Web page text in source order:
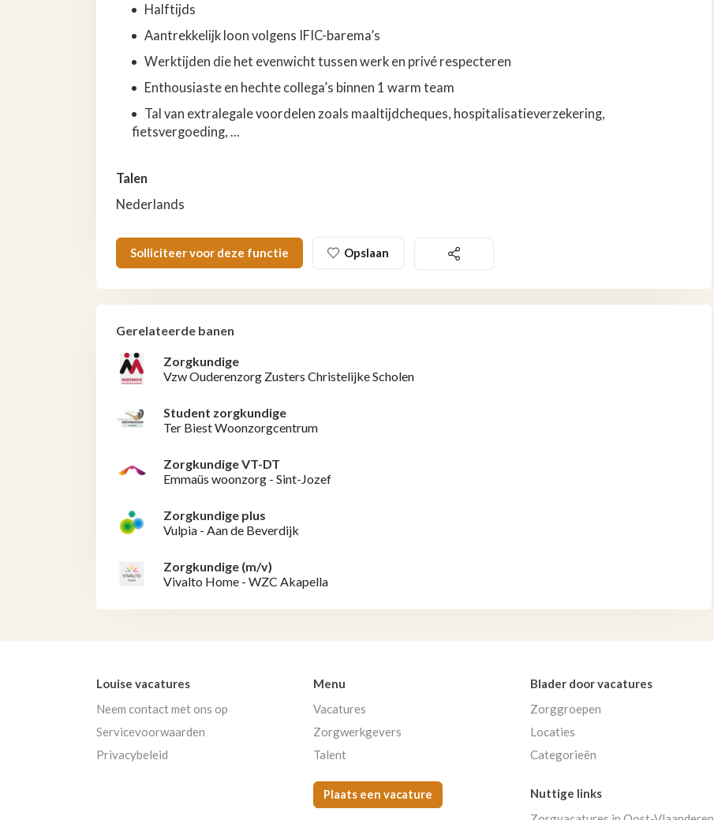
Halftijds
Aantrekkelijk loon volgens IFIC-barema’s
Werktijden die het evenwicht tussen werk en privé respecteren
Enthousiaste en hechte collega’s binnen 1 warm team
Tal van extralegale voordelen zoals maaltijdcheques, hospitalisatieverzekering,
fietsvergoeding, ...
Talen
Nederlands
Solliciteer voor deze functie Opslaan
Gerelateerde banen
Zorgkundige
Vzw Ouderenzorg Zusters Christelijke Scholen
Student zorgkundige
Ter Biest Woonzorgcentrum
Zorgkundige VT-DT
Emmaüs woonzorg - Sint-Jozef
Zorgkundige plus
Vulpia - Aan de Beverdijk
Zorgkundige (m/v)
Vivalto Home - WZC Akapella
Louise vacatures
Neem contact met ons op
Servicevoorwaarden
Privacybeleid
Menu
Vacatures
Zorgwerkgevers
Talent
Plaats een vacature
Blader door vacatures
Zorggroepen
Locaties
Categorieën
Nuttige links